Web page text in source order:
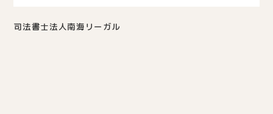
司法書士法人南海リーガル